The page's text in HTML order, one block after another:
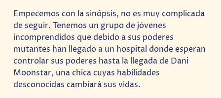
Empecemos con la sinópsis, no es muy complicada
de seguir. Tenemos un grupo de jóvenes
incomprendidos que debido a sus poderes
mutantes han llegado a un hospital donde esperan
controlar sus poderes hasta la llegada de Dani
Moonstar, una chica cuyas habilidades
desconocidas cambiará sus vidas.